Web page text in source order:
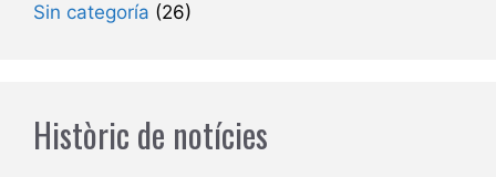
Sin categoría (26)
Històric de notícies